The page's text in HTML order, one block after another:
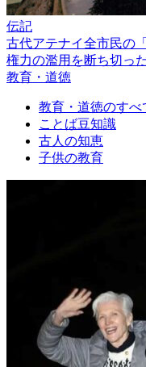
伝記
古代アテナイ全市民の
権力の濫用を断ち切っ
教育・道徳
教育・道徳のすべ
ことば豆知識
古人の知恵
子供の教育